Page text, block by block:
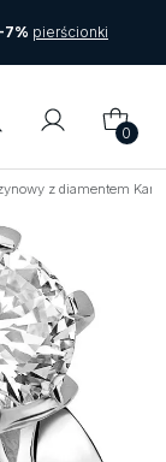
-7% pierścionki
0
z diamentem